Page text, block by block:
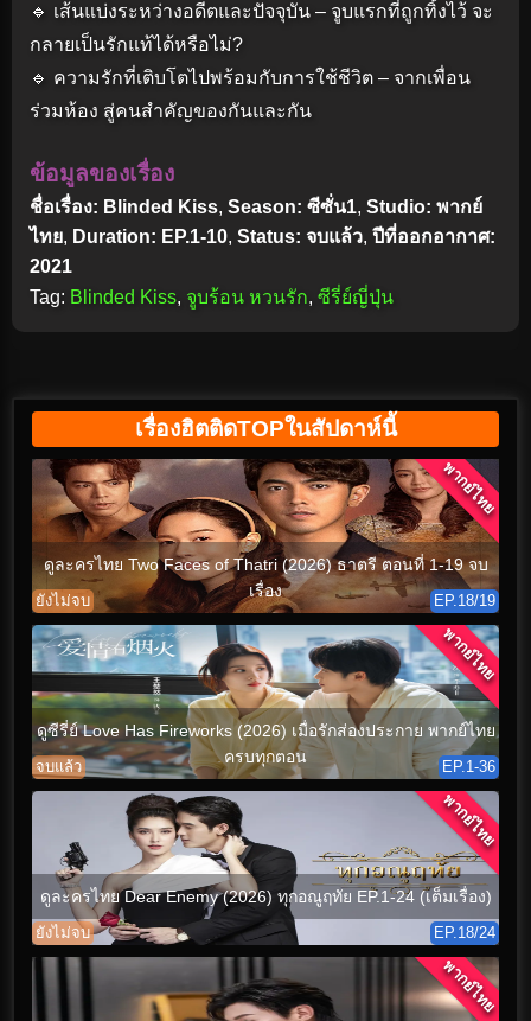
🔹 เส้นแบ่งระหว่างอดีตและปัจจุบัน – จูบแรกที่ถูกทิ้งไว้ จะ
กลายเป็นรักแท้ได้หรือไม่?
🔹 ความรักที่เติบโตไปพร้อมกับการใช้ชีวิต – จากเพื่อน
ร่วมห้อง สู่คนสำคัญของกันและกัน
ข้อมูลของเรื่อง
ชื่อเรื่อง: Blinded Kiss, Season: ซีซั่น1, Studio: พากย์
ไทย, Duration: EP.1-10, Status: จบแล้ว, ปีที่ออกอากาศ:
2021
Tag: Blinded Kiss, จูบร้อน หวนรัก, ซีรี่ย์ญี่ปุ่น
เรื่องฮิตติดTOPในสัปดาห์นี้
ดูละครไทย Two Faces of Thatri (2026) ธาตรี ตอนที่ 1-19 จบ
เรื่อง
ยังไม่จบ EP.18/19
พากย์ไทย
ดูซีรี่ย์ Love Has Fireworks (2026) เมื่อรักส่องประกาย พากย์ไทย
ครบทุกตอน
จบแล้ว EP.1-36
พากย์ไทย
ดูละครไทย Dear Enemy (2026) ทุกอณูฤทัย EP.1-24 (เต็มเรื่อง)
ยังไม่จบ EP.18/24
พากย์ไทย
พากย์ไทย